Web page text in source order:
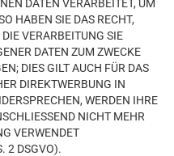
DATEN VERARBEITET, UM
HABEN SIE DAS RECHT,
VERARBEITUNG SIE
DATEN ZUM ZWECKE
DIES GILT AUCH FÜR DAS
DIREKTWERBUNG IN
WERDEN IHRE
NICHT MEHR
VERWENDET
2 DSGVO).